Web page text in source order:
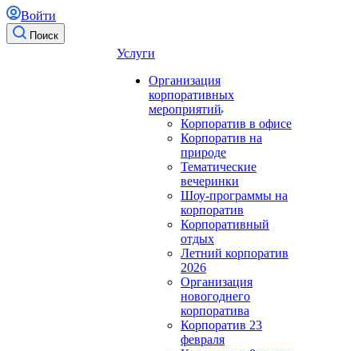
Войти
Поиск
Услуги
Организация
корпоративных
мероприятий
Корпоратив в офисе
Корпоратив на
природе
Тематические
вечеринки
Шоу-программы на
корпоратив
Корпоративный
отдых
Летний корпоратив
2026
Организация
новогоднего
корпоратива
Корпоратив 23
февраля